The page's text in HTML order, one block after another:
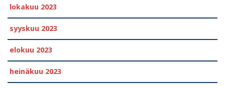
lokakuu 2023
syyskuu 2023
elokuu 2023
heinäkuu 2023